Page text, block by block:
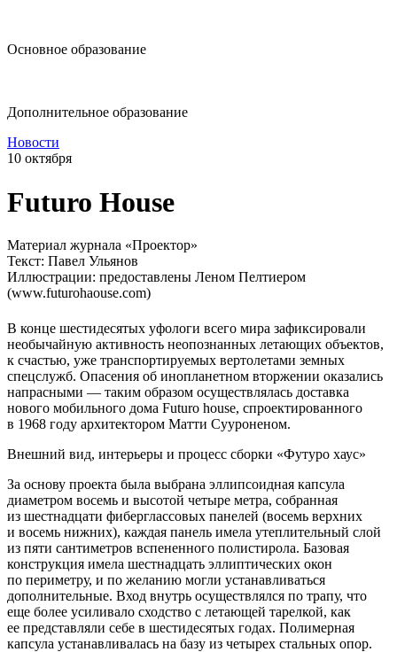
Основное образование
Дополнительное образование
Новости
10 октября
Futuro House
Материал журнала «Проектор»
Текст: Павел Ульянов
Иллюстрации: предоставлены Леном Пелтиером
(www.futurohaouse.com)
В конце шестидесятых уфологи всего мира зафиксировали
необычайную активность неопознанных летающих объектов,
к счастью, уже транспортируемых вертолетами земных
спецслужб. Опасения об инопланетном вторжении оказались
напрасными — таким образом осуществлялась доставка
нового мобильного дома Futuro house, спроектированного
в 1968 году архитектором Матти Сууроненом.
Внешний вид, интерьеры и процесс сборки «Футуро хаус»
За основу проекта была выбрана эллипсоидная капсула
диаметром восемь и высотой четыре метра, собранная
из шестнадцати фиберглассовых панелей (восемь верхних
и восемь нижних), каждая панель имела утеплительный слой
из пяти сантиметров вспененного полистирола. Базовая
конструкция имела шестнадцать эллиптических окон
по периметру, и по желанию могли устанавливаться
дополнительные. Вход внутрь осуществлялся по трапу, что
еще более усиливало сходство с летающей тарелкой, как
ее представляли себе в шестидесятых годах. Полимерная
капсула устанавливалась на базу из четырех стальных опор.